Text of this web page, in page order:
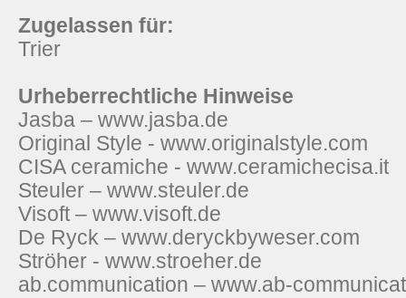
Zugelassen für:
Trier
Urheberrechtliche Hinweise
Jasba – www.jasba.de
Original Style - www.originalstyle.com
CISA ceramiche - www.ceramichecisa.it
Steuler – www.steuler.de
Visoft – www.visoft.de
De Ryck – www.deryckbyweser.com
Ströher - www.stroeher.de
ab.communication – www.ab-